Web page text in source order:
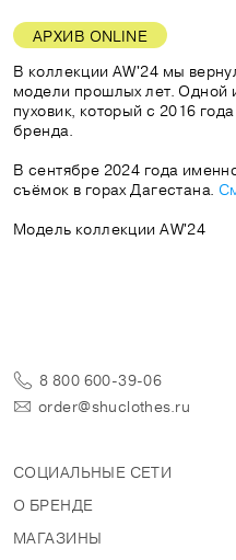
АРХИВ ONLINE
В коллекции AW'24 мы
модели прошлых лет. Одной
пуховик, который с 2016
бренда.
В сентябре 2024 года
съёмок в горах Дагестана.
Модель коллекции AW'24
8 800 600-39-06
order@shuclothes.ru
СОЦИАЛЬНЫЕ СЕТИ
О БРЕНДЕ
МАГАЗИНЫ